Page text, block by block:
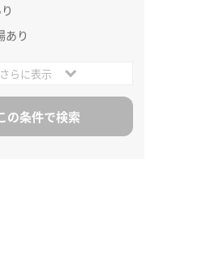
あり
さらに表示